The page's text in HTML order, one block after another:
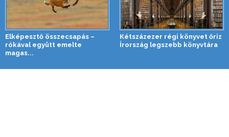
Elképesztő összecsapás –
rókával együtt emelte
magas...
Kétszázezer régi könyvet őriz
Írország legszebb könyvtára